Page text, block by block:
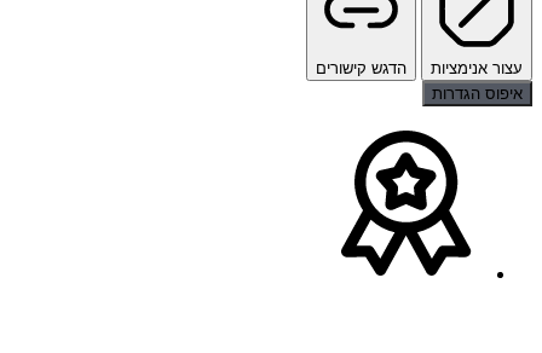
עצור אנימציות
הדגש קישורים
איפוס הגדרות